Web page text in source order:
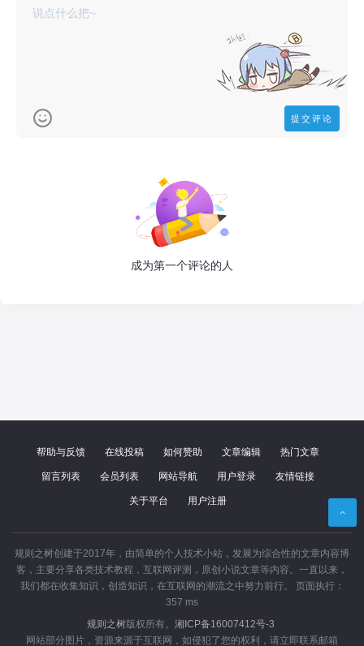
成为第一个评论的人
帮助与反馈 在线投稿 如何赞助 文章编辑 热门文章
留言列表 会员列表 网站导航 用户登录 友情链接
关于平台 用户注册
规则之树创建于2017年，由简单的个人技术小站，发展为综合性的文章内容博
客，主要分享各类技术教程，互联网评测，原创小说文章等内容。一直以来，
我们都在收集知识，创造知识，在互联网的潮流之中努力前行。 页面执行：
357 ms
规则之树版权所有。 湘ICP备16007412号-3
网站部分图片，资源来源于互联网，如侵犯了您的权利，请立即联系邮箱